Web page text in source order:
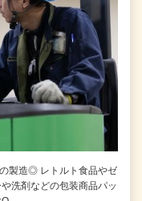
製造◎ レトルト食品やゼ
洗剤などの包装商品パッ